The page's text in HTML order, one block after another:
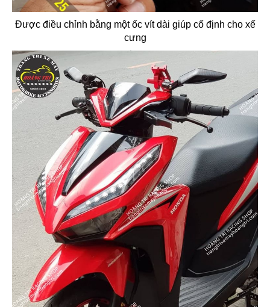
Được điều chỉnh bằng một ốc vít dài giúp cố định cho xế
cưng